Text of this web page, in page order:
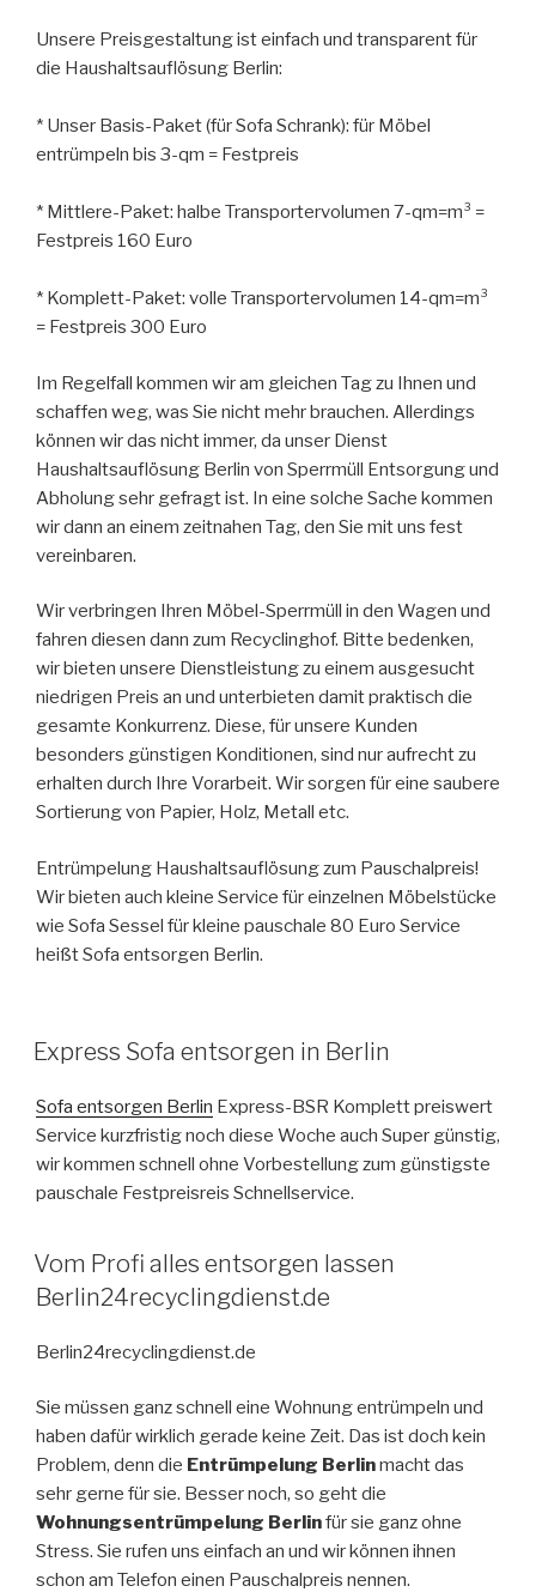
Unsere Preisgestaltung ist einfach und transparent für
die Haushaltsauflösung Berlin:
* Unser Basis-Paket (für Sofa Schrank): für Möbel
entrümpeln bis 3-qm = Festpreis
* Mittlere-Paket: halbe Transportervolumen 7-qm=m³ =
Festpreis 160 Euro
* Komplett-Paket: volle Transportervolumen 14-qm=m³
= Festpreis 300 Euro
Im Regelfall kommen wir am gleichen Tag zu Ihnen und
schaffen weg, was Sie nicht mehr brauchen. Allerdings
können wir das nicht immer, da unser Dienst
Haushaltsauflösung Berlin von Sperrmüll Entsorgung und
Abholung sehr gefragt ist. In eine solche Sache kommen
wir dann an einem zeitnahen Tag, den Sie mit uns fest
vereinbaren.
Wir verbringen Ihren Möbel-Sperrmüll in den Wagen und
fahren diesen dann zum Recyclinghof. Bitte bedenken,
wir bieten unsere Dienstleistung zu einem ausgesucht
niedrigen Preis an und unterbieten damit praktisch die
gesamte Konkurrenz. Diese, für unsere Kunden
besonders günstigen Konditionen, sind nur aufrecht zu
erhalten durch Ihre Vorarbeit. Wir sorgen für eine saubere
Sortierung von Papier, Holz, Metall etc.
Entrümpelung Haushaltsauflösung zum Pauschalpreis!
Wir bieten auch kleine Service für einzelnen Möbelstücke
wie Sofa Sessel für kleine pauschale 80 Euro Service
heißt Sofa entsorgen Berlin.
VERÖFFENTLICHT
AM
Express Sofa entsorgen in Berlin
Sofa entsorgen Berlin Express-BSR Komplett preiswert
Service kurzfristig noch diese Woche auch Super günstig,
wir kommen schnell ohne Vorbestellung zum günstigste
pauschale Festpreisreis Schnellservice.
VERÖFFENTLICHT
AM
Vom Profi alles entsorgen lassen
Berlin24recyclingdienst.de
Berlin24recyclingdienst.de
Sie müssen ganz schnell eine Wohnung entrümpeln und
haben dafür wirklich gerade keine Zeit. Das ist doch kein
Problem, denn die Entrümpelung Berlinmacht das
sehr gerne für sie. Besser noch, so geht die
Wohnungsentrümpelung Berlinfür sie ganz ohne
Stress. Sie rufen uns einfach an und wir können ihnen
schon am Telefon einen Pauschalpreis nennen.